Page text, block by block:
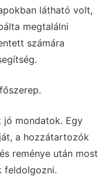
látható volt,
megtalálni
számára
jó mondatok. Egy
a hozzátartozók
reménye után most
feldolgozni.